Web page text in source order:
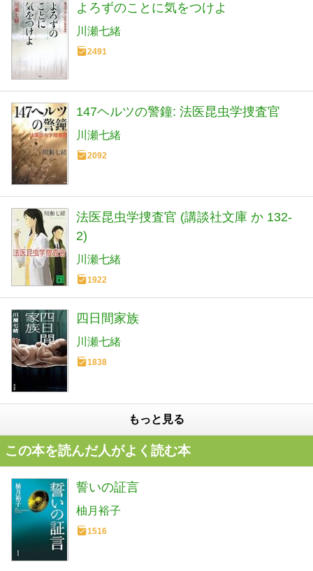
よろずのことに気をつけよ
川瀬七緒
2491
147ヘルツの警鐘: 法医昆虫学捜査官
川瀬七緒
2092
法医昆虫学捜査官 (講談社文庫 か 132-
2)
川瀬七緒
1922
四日間家族
川瀬七緒
1838
もっと見る
この本を読んだ人がよく読む本
誓いの証言
柚月裕子
1516